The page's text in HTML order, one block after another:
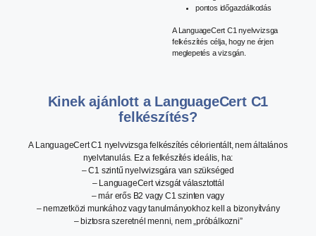
pontos időgazdálkodás
A LanguageCert C1 nyelvvizsga
felkészítés célja, hogy ne érjen
meglepetés a vizsgán.
Kinek ajánlott a LanguageCert C1
felkészítés?
A LanguageCert C1 nyelvvizsga felkészítés célorientált, nem általános
nyelvtanulás. Ez a felkészítés ideális, ha:
– C1 szintű nyelvvizsgára van szükséged
– LanguageCert vizsgát választottál
– már erős B2 vagy C1 szinten vagy
– nemzetközi munkához vagy tanulmányokhoz kell a bizonyítvány
– biztosra szeretnél menni, nem „próbálkozni”